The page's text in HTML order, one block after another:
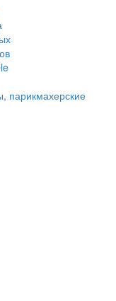
парикмахерские